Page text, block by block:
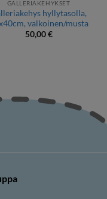
GALLERIAKEHYKSET
hyllytasolla,
valkoinen/musta
50,00€